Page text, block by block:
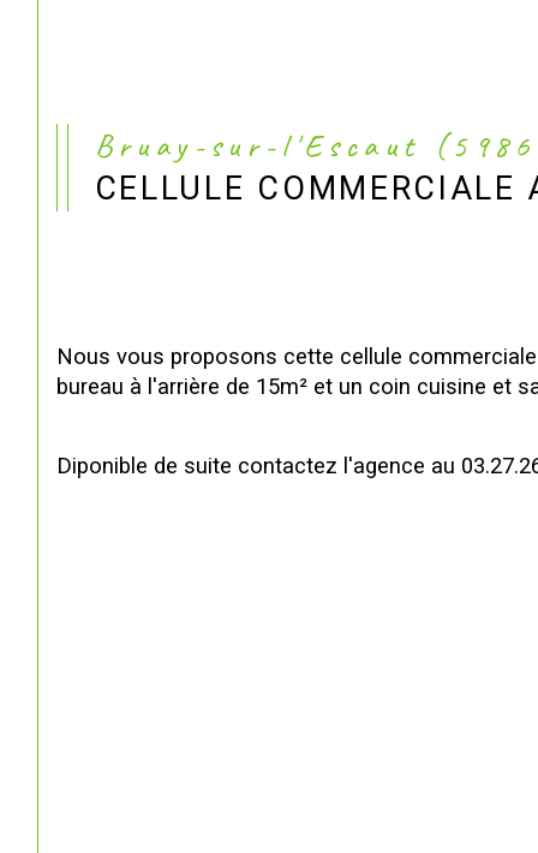
Bruay-sur-l'Escaut
CELLULE COMMERCIALE
Nous vous proposons cette cellule
bureau à l'arrière de 15m² et un coin cuisine et
Diponible de suite contactez l'agence au